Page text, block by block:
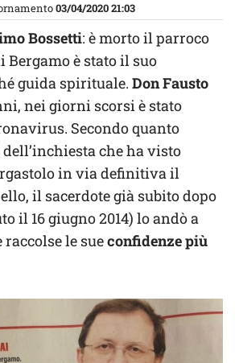
03/04/2020 21:03
Bossetti: è morto il parroco
Bergamo è stato il suo
guida spirituale. Don Fausto
nei giorni scorsi è stato
Secondo quanto
che ha visto
in via definitiva il
il sacerdote già subito dopo
il 16 giugno 2014) lo andò a
le sueconfidenze più